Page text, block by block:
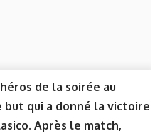
de la soirée au
but qui a donné la victoire
Après le match,